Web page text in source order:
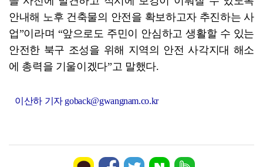
안내해 노후 건축물의 안전을 확보하고자 추진하는 사
업”이라며 “앞으로도 주민이 안심하고 생활할 수 있는
안전한 북구 조성을 위해 지역의 안전 사각지대 해소
에 총력을 기울이겠다”고 말했다.
이산하 기자 goback@gwangnam.co.kr